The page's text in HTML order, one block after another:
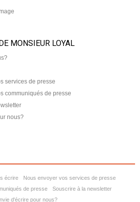
MONSIEUR LOYAL
services de presse
communiqués de presse
nous?
écrire
Nous envoyer vos services de presse
de presse
Souscrire à la newsletter
d'écrire pour nous?